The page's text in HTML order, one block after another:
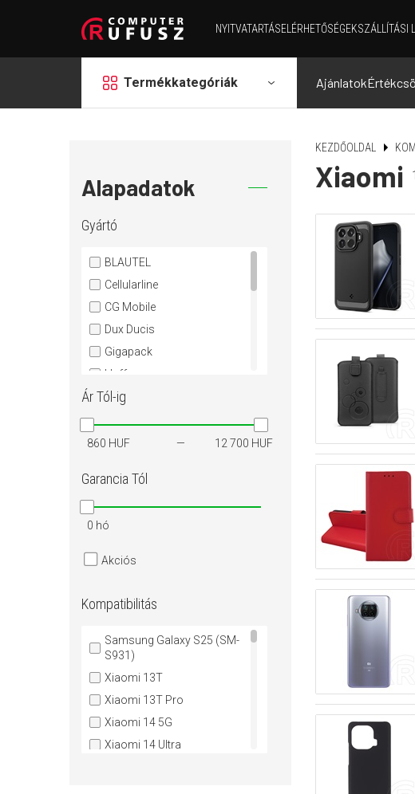
NYITVATARTÁSELÉRHETŐSÉGEKSZÁLLÍTÁSI
grid Termékkategóriák Ajánlatok
KEZDŐOLDAL
Xiaomi
Alapadatok
Gyártó
BLAUTEL
Cellularline
CG Mobile
Dux Ducis
Gigapack
Haffner
IMAK
Mofi
Nillkin
Roar
Spigen
XIAOMI
ÁrTól-ig
860 HUF 12 700 HUF
Garancia Tól
0 hó
Akciós
Kompatibilitás
Samsung Galaxy S25 (SM-
S931)
Xiaomi 13T
Xiaomi 13T Pro
Xiaomi 14 5G
Xiaomi 14 Ultra